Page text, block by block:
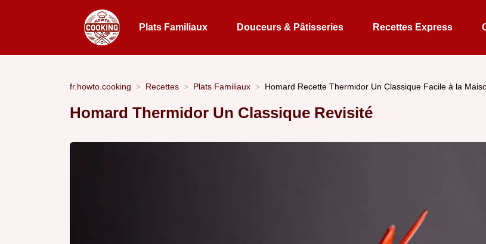
Plats Familiaux Douceurs & Pâtisseries Recettes Express
fr.howto.cooking Recettes Plats Familiaux Homard Recette Thermidor Un Classique Facile à la
Homard Thermidor Un Classique Revisité